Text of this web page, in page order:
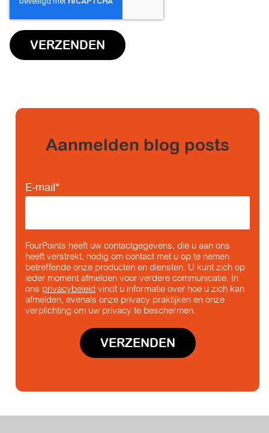
Aanmelden blog posts
E-mail*
FourPoints heeft uw contactgegevens, die u aan ons
heeft verstrekt, nodig om contact met u op te nemen
betreffende onze producten en diensten. U kunt zich op
ieder moment afmelden voor verdere communicatie. In
ons privacybeleid vindt u informatie over hoe u zich kan
afmelden, evenals onze privacy praktijken en onze
verplichting om uw privacy te beschermen.